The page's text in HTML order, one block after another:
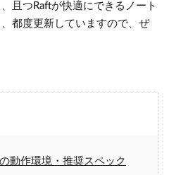
且つRaftが快適にできるノート
都度更新していますので、ぜ
動作環境・推奨スペック